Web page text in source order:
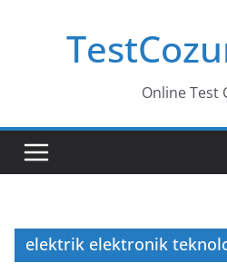
Online Test
elektrik elektronik